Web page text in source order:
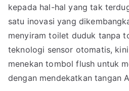
Menyiram
Toilet
Duduk
Tombol
dengan
Sensor
kepada hal-hal yang tak
satu inovasi yang
menyiram toilet duduk tanpa
teknologi sensor otomatis,
menekan tombol flush untuk
dengan mendekatkan tangan